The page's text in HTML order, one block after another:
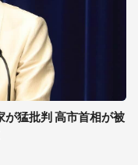
が猛批判 高市首相が被